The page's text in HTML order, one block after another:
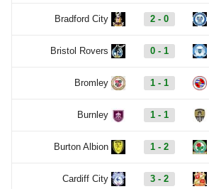
Bradford City 2 - 0
Bristol Rovers 0 - 1
Bromley 1 - 1
Burnley 1 - 1
Burton Albion 1 - 2
Cardiff City 3 - 2